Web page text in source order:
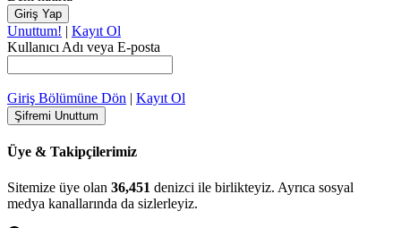
Unuttum! | Kayıt Ol
Kullanıcı Adı veya E-posta
Giriş Bölümüne Dön | Kayıt Ol
Üye & Takipçilerimiz
Sitemize üye olan 36,451 denizci ile birlikteyiz. Ayrıca sosyal
medya kanallarında da sizlerleyiz.